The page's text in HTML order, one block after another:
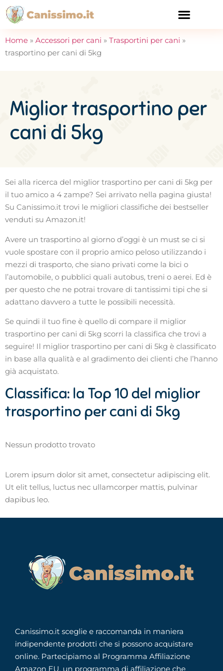
Home » Accessori per cani » Trasportini per cani »
trasportino per cani di 5kg
Miglior trasportino per
cani di 5kg
Sei alla ricerca del miglior trasportino per cani di 5kg per
il tuo amico a 4 zampe? Sei arrivato nella pagina giusta!
Su Canissimo.it trovi le migliori classifiche dei bestseller
venduti su Amazon.it!
Avere un trasportino al giorno d’oggi è un must se ci si
vuole spostare con il proprio amico peloso utilizzando i
mezzi di trasporto, che siano privati come la bici o
l’automobile, o pubblici quali autobus, treni o aerei. Ed è
per questo che ne potrai trovare di tantissimi tipi che si
adattano davvero a tutte le possibili necessità.
Se quindi il tuo fine è quello di compare il miglior
trasportino per cani di 5kg scorri la classifica che trovi a
seguire! Il miglior trasportino per cani di 5kg è classificato
in base alla qualità e al gradimento dei clienti che l’hanno
già acquistato.
Classifica: la Top 10 del miglior
trasportino per cani di 5kg
Nessun prodotto trovato
Lorem ipsum dolor sit amet, consectetur adipiscing elit.
Ut elit tellus, luctus nec ullamcorper mattis, pulvinar
dapibus leo.
Canissimo.it sceglie e raccomanda in maniera
indipendente prodotti che si possono acquistare
online. Partecipiamo al Programma Affiliazione
Amazon EU, un programma di affiliazione che